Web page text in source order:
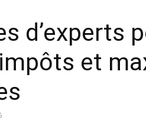
d’experts
et